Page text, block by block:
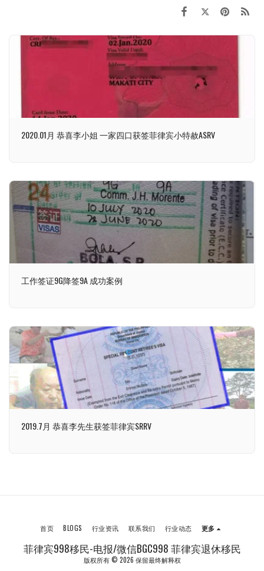
2020.01月 恭喜李小姐 一家四口获签菲律宾小特赦ASRV
工作签证9G降签9A 成功案例
2019.7月 恭喜李先生获签菲律宾SRRV
菲律宾998移民-电报/微信BGC998 菲律宾退休移民
版权所有 © 2026 保留最终解释权
首页 BLOGS 行业资讯 联系我们 行业动态 更多